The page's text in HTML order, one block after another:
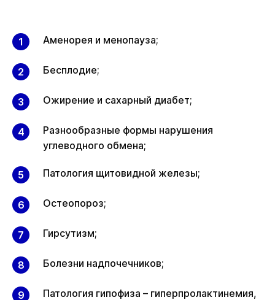
Аменорея и менопауза;
Бесплодие;
Ожирение и сахарный диабет;
Разнообразные формы нарушения
углеводного обмена;
Патология щитовидной железы;
Остеопороз;
Гирсутизм;
Болезни надпочечников;
Патология гипофиза – гиперпролактинемия,